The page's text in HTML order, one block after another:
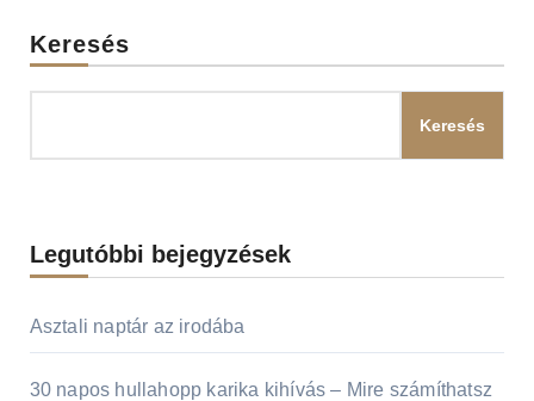
Keresés
Keresés
Legutóbbi bejegyzések
Asztali naptár az irodába
30 napos hullahopp karika kihívás – Mire számíthatsz